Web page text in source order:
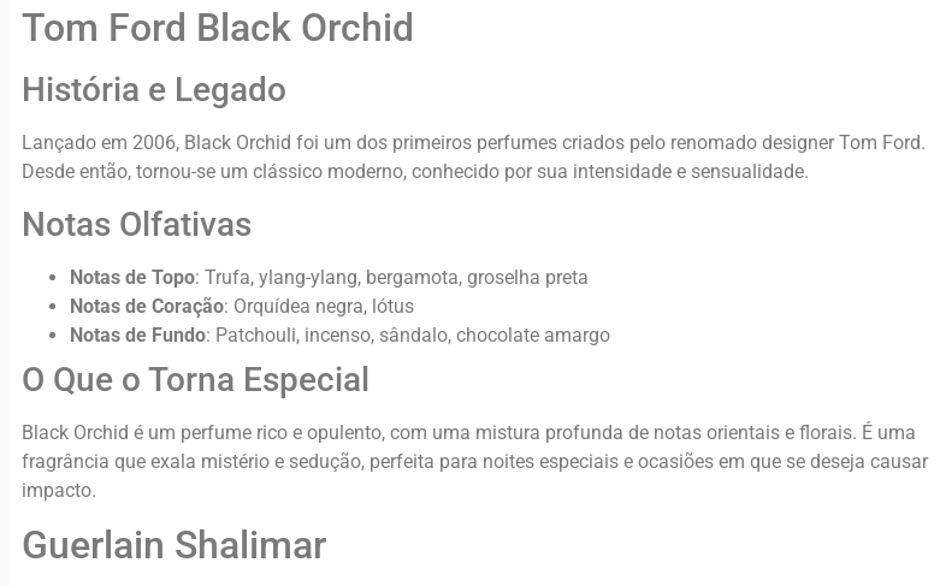
Tom Ford Black Orchid
História e Legado
Lançado em 2006, Black Orchid foi um dos primeiros perfumes criados pelo renomado designer Tom Ford.
Desde então, tornou-se um clássico moderno, conhecido por sua intensidade e sensualidade.
Notas Olfativas
Notas de Topo: Trufa, ylang-ylang, bergamota, groselha preta
Notas de Coração: Orquídea negra, lótus
Notas de Fundo: Patchouli, incenso, sândalo, chocolate amargo
O Que o Torna Especial
Black Orchid é um perfume rico e opulento, com uma mistura profunda de notas orientais e florais. É uma
fragrância que exala mistério e sedução, perfeita para noites especiais e ocasiões em que se deseja causar
impacto.
Guerlain Shalimar